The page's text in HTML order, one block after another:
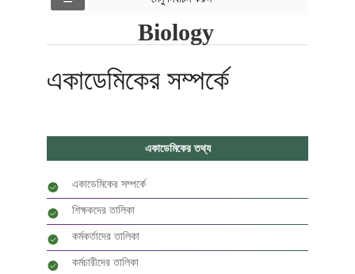
Biology
একাডেমিকের সম্পর্কে
একাডেমিকের তথ্য
একাডেমিকের সম্পর্কে
শিক্ষকদের তালিকা
কর্মকর্তাদের তালিকা
কর্মচারীদের তালিকা